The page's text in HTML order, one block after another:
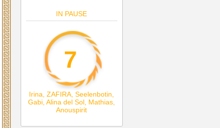
IN PAUSE
7
Irina ,ZAFIRA ,Seelenbotin
Gabi ,Alina del Sol Mathias
Anouspirit